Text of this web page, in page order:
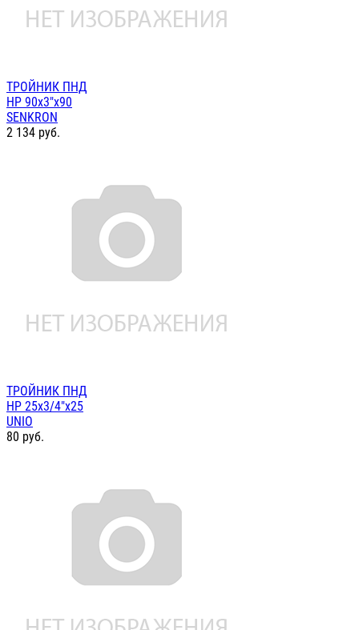
ТРОЙНИК ПНД
НР 90х3"х90
SENKRON
2 134 руб.
ТРОЙНИК ПНД
НР 25х3/4"х25
UNIO
80 руб.